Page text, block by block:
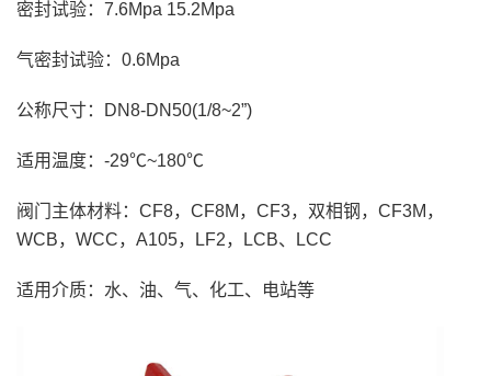
密封试验：7.6Mpa 15.2Mpa
气密封试验：0.6Mpa
公称尺寸：DN8-DN50(1/8~2”)
适用温度：-29℃~180℃
阀门主体材料：CF8，CF8M，CF3，双相钢，CF3M，
WCB，WCC，A105，LF2，LCB、LCC
适用介质：水、油、气、化工、电站等